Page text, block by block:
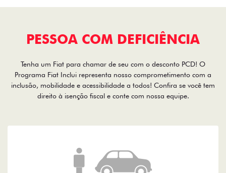
PESSOA COM DEFICIÊNCIA
Tenha um Fiat para chamar de seu com o desconto PCD! O
Programa Fiat Inclui representa nosso comprometimento com a
inclusão, mobilidade e acessibilidade a todos! Confira se você tem
direito à isenção fiscal e conte com nossa equipe.